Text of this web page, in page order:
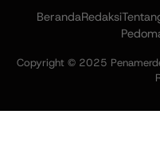
BerandaRedaksi
Copyright © 2025